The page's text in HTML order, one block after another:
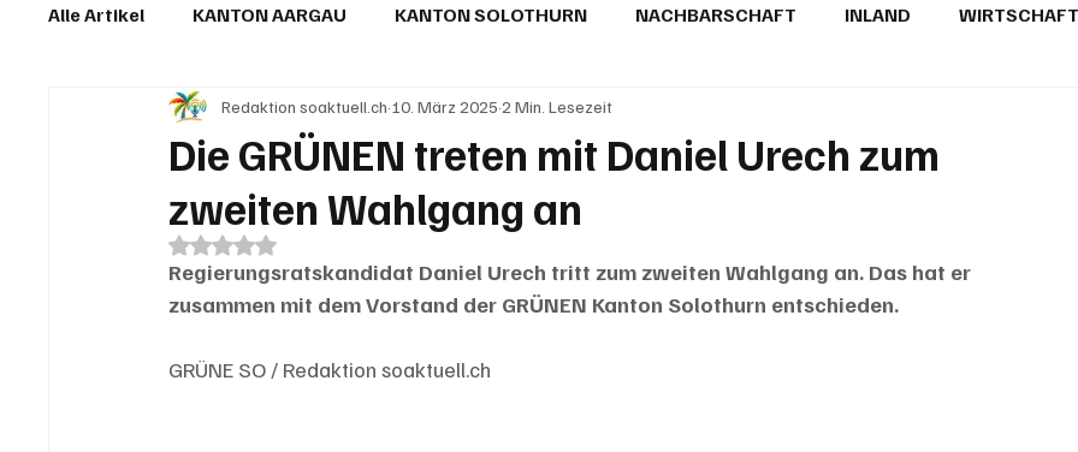
Alle Artikel KANTON AARGAU KANTON SOLOTHURN NACHBARSCHAFT INLAND WIRTSCHAFT
IN EIGENER SACHE KOMMENTARE LESERBRIEFE
Die GRÜNEN treten mit Daniel Urech zum
zweiten Wahlgang an
Redaktion soaktuell.ch 10. März 2025 2 Min. Lesezeit
Mit NaN von 5 Sternen bewertet.
Regierungsratskandidat Daniel Urech tritt zum zweiten Wahlgang an. Das hat er
zusammen mit dem Vorstand der GRÜNEN Kanton Solothurn entschieden.
GRÜNE SO / Redaktion soaktuell.ch